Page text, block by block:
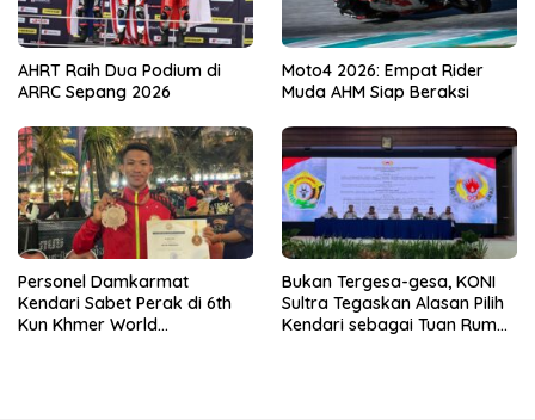
AHRT Raih Dua Podium di
ARRC Sepang 2026
Moto4 2026: Empat Rider
Muda AHM Siap Beraksi
Personel Damkarmat
Kendari Sabet Perak di 6th
Kun Khmer World
Bukan Tergesa-gesa, KONI
Sultra Tegaskan Alasan Pilih
Kendari sebagai Tuan Rumah